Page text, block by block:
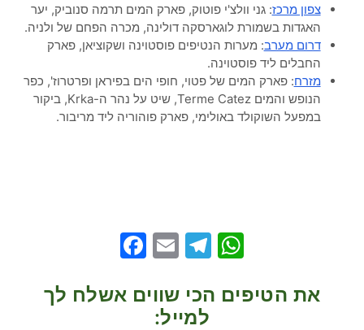
צפון מרכז: גני וולצ'י פוטוק, פארק המים תרמה סנוביק, יער
האגדות בשמורת לוגארסקה דולינה, מכרה הפחם של ולניה.
דרום מערב: מערות הנטיפים פוסטוינה ושקוציאן, פארק
החבלים ליד פוסטוינה.
מזרח: פארק המים של פטוי, חופי הים בפיראן ופרטרוז', כפר
הנופש והמים Terme Catez, שיט על נהר ה-Krka, ביקור
במפעל השוקולד באולימי, פארק פוהוריה ליד מריבור.
WhatsApp
Telegram
Email
את הטיפים הכי שווים אשלח לך
למייל: